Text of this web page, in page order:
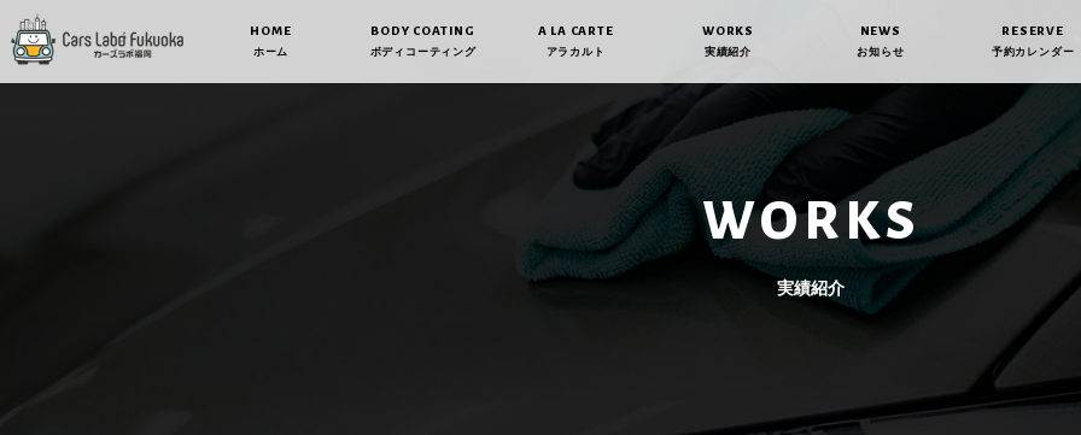
HOME
ホーム
BODY COATING
ボディコーティング
A LA CARTE
アラカルト
WORKS
実績紹介
NEWS
お知らせ
RESERVE
予約カレンダー
WORKS
実績紹介